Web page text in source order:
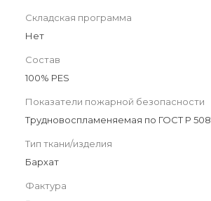
Складская программа
Нет
Состав
100% PES
Показатели пожарной безопасности
Трудновоспламеняемая по ГОСТ Р
Тип ткани/изделия
Бархат
Фактура